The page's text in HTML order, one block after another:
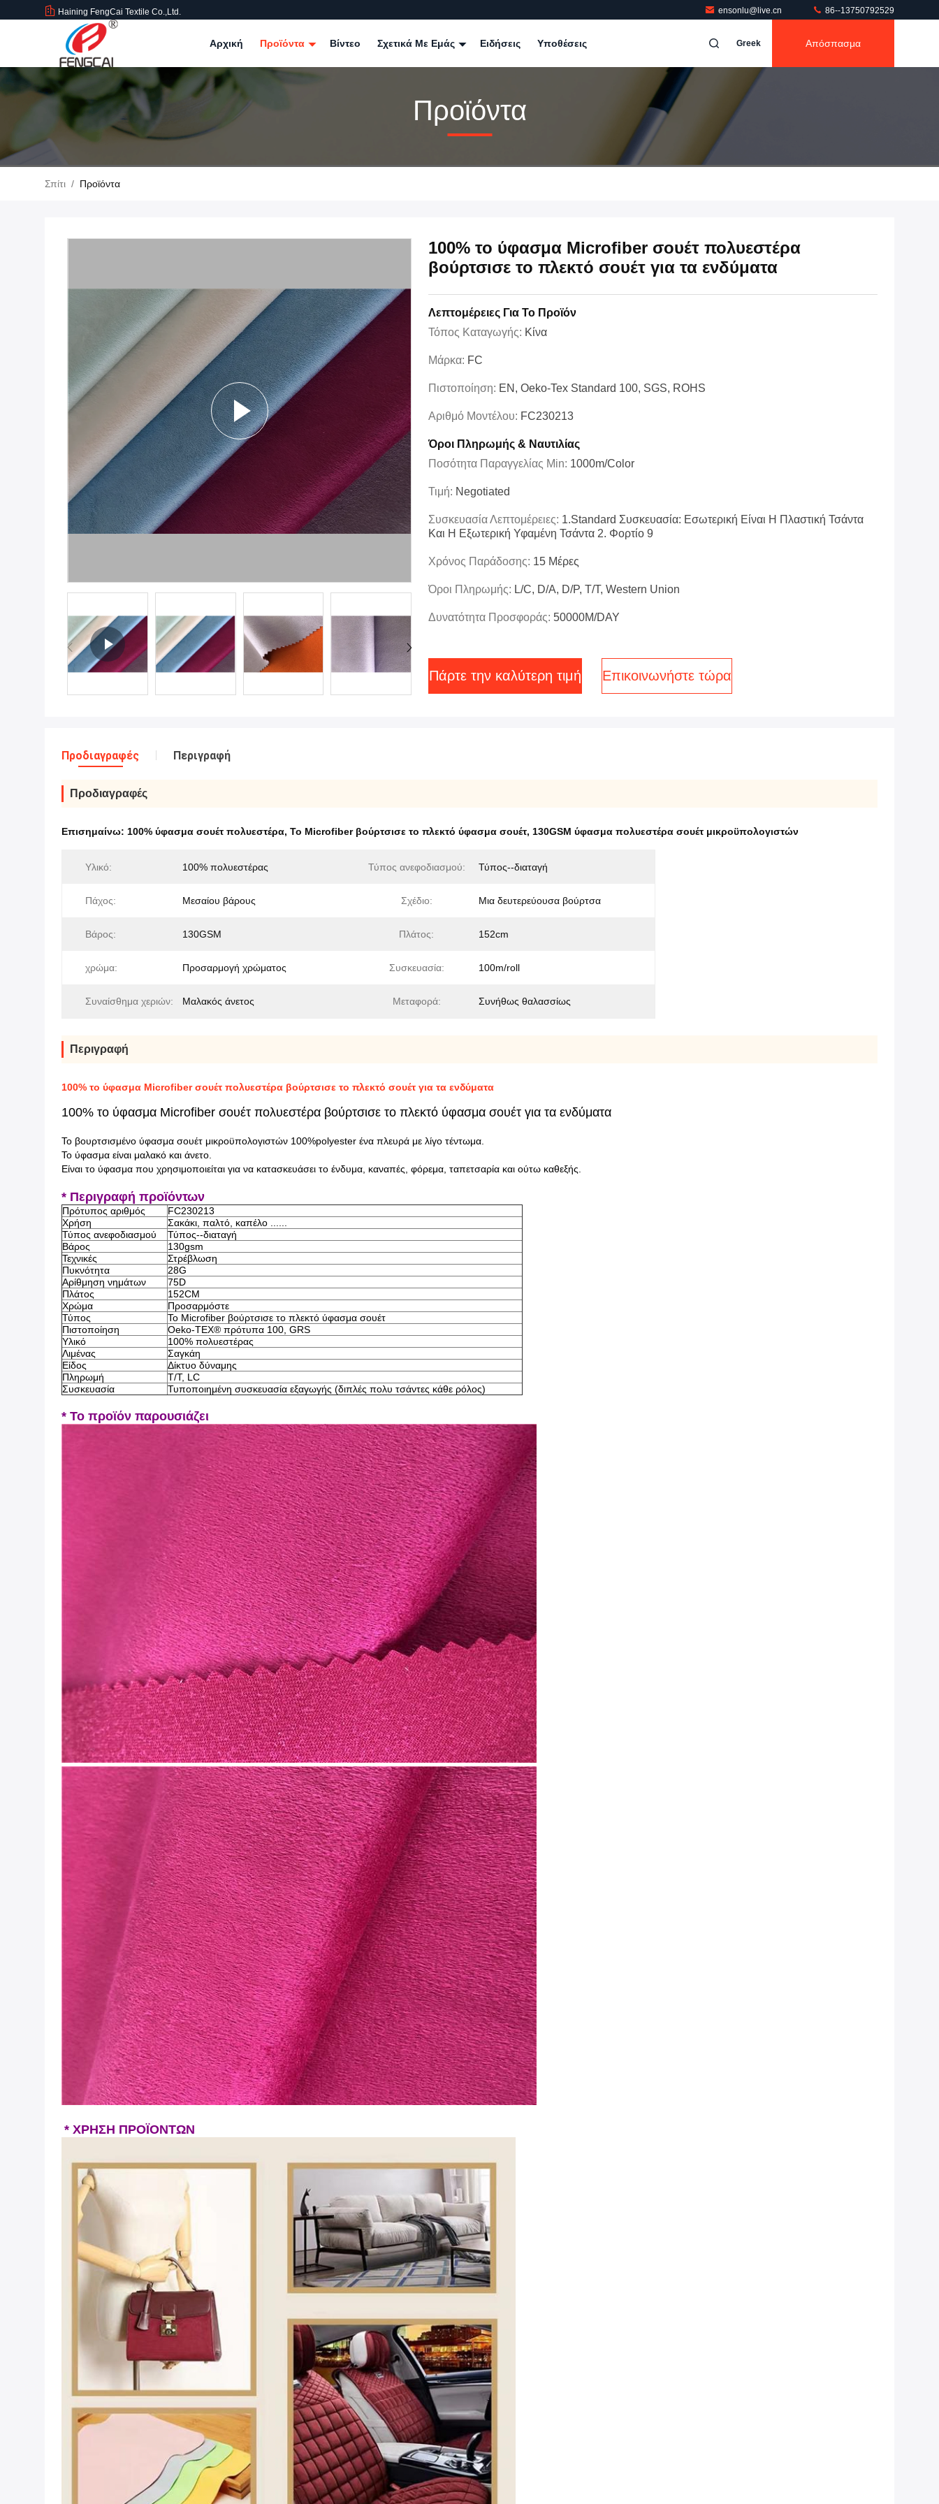
Haining FengCai Textile Co.,Ltd. ensonlu@live.cn 86--13750792529
Αρχική Προϊόντα Βίντεο Σχετικά Με Εμάς Ειδήσεις Υποθέσεις Greek Απόσπασμα
Προϊόντα
Σπίτι / Προϊόντα
100% το ύφασμα Microfiber σουέτ πολυεστέρα
βούρτσισε το πλεκτό σουέτ για τα ενδύματα
Λεπτομέρειες Για Το Προϊόν
Τόπος Καταγωγής: Κίνα
Μάρκα: FC
Πιστοποίηση: EN, Oeko-Tex Standard 100, SGS, ROHS
Αριθμό Μοντέλου: FC230213
Όροι Πληρωμής & Ναυτιλίας
Ποσότητα Παραγγελίας Min: 1000m/color
Τιμή: Negotiated
Συσκευασία Λεπτομέρειες: 1.Standard Συσκευασία: Εσωτερική Είναι Η Πλαστική Τσάντα
Και Η Εξωτερική Υφαμένη Τσάντα 2. Φορτίο 9
Χρόνος Παράδοσης: 15 Μέρες
Όροι Πληρωμής: L/C, D/A, D/P, T/T, Western Union
Δυνατότητα Προσφοράς: 50000M/DAY
Πάρτε την καλύτερη τιμή Επικοινωνήστε τώρα
Προδιαγραφές Περιγραφή
Προδιαγραφές
Επισημαίνω: 100% ύφασμα σουέτ πολυεστέρα, Το Microfiber βούρτσισε το πλεκτό ύφασμα σουέτ, 130GSM ύφασμα πολυεστέρα σουέτ μικροϋπολογιστών
Υλικό: 100% πολυεστέρας Τύπος ανεφοδιασμού: Τύπος--διαταγή
Πάχος: Μεσαίου βάρους Σχέδιο: Μια δευτερεύουσα βούρτσα
Βάρος: 130GSM Πλάτος: 152cm
χρώμα: Προσαρμογή χρώματος Συσκευασία: 100m/roll
Συναίσθημα χεριών: Μαλακός άνετος Μεταφορά: Συνήθως θαλασσίως
Περιγραφή
100% το ύφασμα Microfiber σουέτ πολυεστέρα βούρτσισε το πλεκτό σουέτ για τα ενδύματα
100% το ύφασμα Microfiber σουέτ πολυεστέρα βούρτσισε το πλεκτό ύφασμα σουέτ για τα ενδύματα
Το βουρτσισμένο ύφασμα σουέτ μικροϋπολογιστών 100%polyester ένα πλευρά με λίγο τέντωμα.
Το ύφασμα είναι μαλακό και άνετο.
Είναι το ύφασμα που χρησιμοποιείται για να κατασκευάσει το ένδυμα, καναπές, φόρεμα, ταπετσαρία και ούτω καθεξής.
* Περιγραφή προϊόντων
Πρότυπος αριθμός
FC230213
Χρήση
Σακάκι, παλτό, καπέλο ......
Τύπος ανεφοδιασμού
Τύπος--διαταγή
Βάρος
130gsm
Τεχνικές
Στρέβλωση
Πυκνότητα
28G
Αρίθμηση νημάτων
75D
Πλάτος
152CM
Χρώμα
Προσαρμόστε
Τύπος
Το Microfiber βούρτσισε το πλεκτό ύφασμα σουέτ
Πιστοποίηση
Oeko-TEX® πρότυπα 100, GRS
Υλικό
100% πολυεστέρας
Λιμένας
Σαγκάη
Είδος
Δίκτυο δύναμης
Πληρωμή
T/T, LC
Συσκευασία
Τυποποιημένη συσκευασία εξαγωγής (διπλές πολυ τσάντες κάθε ρόλος)
* Το προϊόν παρουσιάζει
* ΧΡΗΣΗ ΠΡΟΪΟΝΤΩΝ